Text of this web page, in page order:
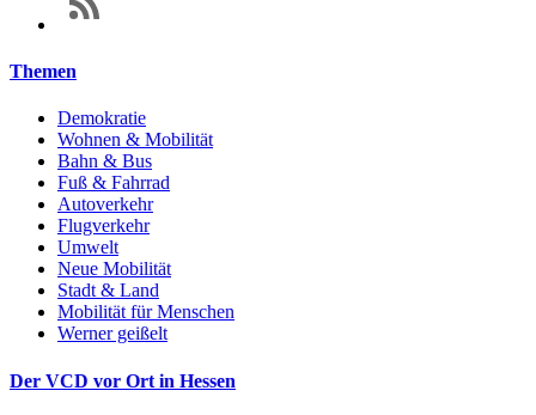
Themen
Demokratie
Wohnen & Mobilität
Bahn & Bus
Fuß & Fahrrad
Autoverkehr
Flugverkehr
Umwelt
Neue Mobilität
Stadt & Land
Mobilität für Menschen
Werner geißelt
Der VCD vor Ort in Hessen